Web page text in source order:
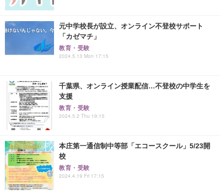
元中学校長が設立、オンライン不登校サポート
「カゼマチ」
教育・受験
2024.5.13 Mon 17:15
千葉県、オンライン授業配信…不登校の中学生を
支援
教育・受験
2024.5.2 Thu 19:15
本庄第一通信制中等部「エコースクール」5/23開
校
教育・受験
2024.4.19 Fri 17:15